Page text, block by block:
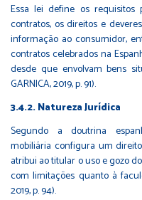
Essa lei define os requisitos
contratos, os direitos e
informação ao consumidor,
contratos celebrados na
desde que envolvam bens
GARNICA, 2019, p. 91).
3.4.2. Natureza Jurídica
Segundo a doutrina
mobiliária configura um
atribui ao titular o uso e gozo
com limitações quanto à
2019, p. 94).